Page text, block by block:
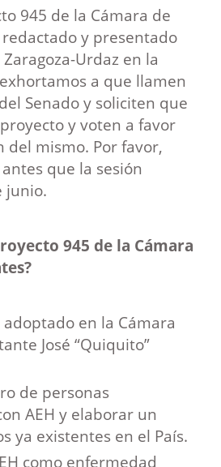
945 de la Cámara de
y presentado
Urdaz en la
a que llamen
Senado y soliciten que
y voten a favor
del mismo. Por favor,
que la sesión
junio.
945 de la Cámara
en la Cámara
José “Quiquito”
de personas
AEH y elaborar un
ya existentes en el País.
como enfermedad